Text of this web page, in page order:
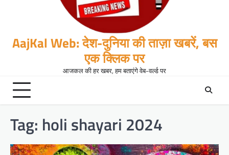
AajKal Web: देश-दुनिया की ताज़ा खबरें, बस
एक क्लिक पर
आजकल की हर खबर, हम बताएंगे वेब-वर्ल्ड पर
Tag: holi shayari 2024